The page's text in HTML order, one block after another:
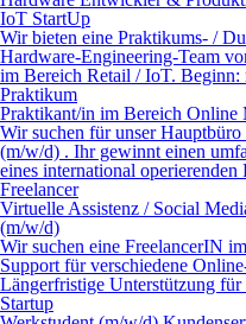
IoT StartUp
Wir bieten eine Praktikums- /
Hardware-Engineering-Team
im Bereich Retail / IoT. Beginn:
Praktikum
Prak­ti­kan­t/in im Be­reich
Wir suchen für unser
(m/w/d) . Ihr gewinnt einen
eines international operierenden
Freelancer
Virtuelle Assistenz / Social
(m/w/d)
Wir suchen eine FreelancerIN
Support für verschiedene
Längerfristige Unterstützung für
Startup